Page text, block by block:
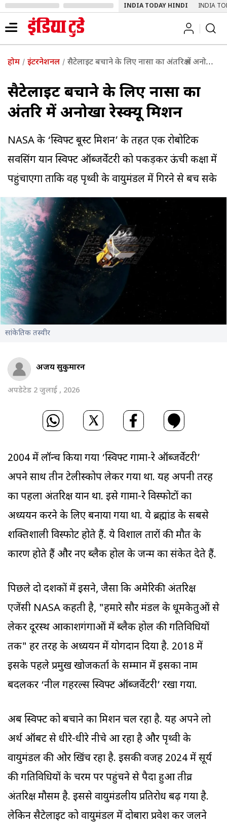
INDIA TODAY HINDI INDIA
होम इंटरनेशनल सैटेलाइट बचाने के लिए नासा का अंतरिक्ष में अनोखा रेस्क्यू मिशन
सैटेलाइट बचाने के लिए नासा का
अंतरिक्ष में अनोखा रेस्क्यू मिशन
NASA के ‘स्विफ्ट बूस्ट मिशन’ के तहत एक रोबोटिक
सर्विसिंग यान स्विफ्ट ऑब्जर्वेटरी को पकड़कर ऊंची कक्षा में
पहुंचाएगा ताकि वह पृथ्वी के वायुमंडल में गिरने से बच सके
सांकेतिक तस्वीर
अजय सुकुमारन
अपडेटेड 2 जुलाई , 2026
2004 में लॉन्च किया गया ‘स्विफ्ट गामा-रे ऑब्जर्वेटरी’
अपने साथ तीन टेलीस्कोप लेकर गया था. यह अपनी तरह
का पहला अंतरिक्ष यान था. इसे गामा-रे विस्फोटों का
अध्ययन करने के लिए बनाया गया था. ये ब्रह्मांड के सबसे
शक्तिशाली विस्फोट होते हैं. ये विशाल तारों की मौत के
कारण होते हैं और नए ब्लैक होल के जन्म का संकेत देते हैं.
पिछले दो दशकों में इसने, जैसा कि अमेरिकी अंतरिक्ष
एजेंसी NASA कहती है, "हमारे सौर मंडल के धूमकेतुओं से
लेकर दूरस्थ आकाशगंगाओं में ब्लैक होल की गतिविधियों
तक" हर तरह के अध्ययन में योगदान दिया है. 2018 में
इसके पहले प्रमुख खोजकर्ता के सम्मान में इसका नाम
बदलकर ‘नील गहरल्स स्विफ्ट ऑब्जर्वेटरी’ रखा गया.
अब स्विफ्ट को बचाने का मिशन चल रहा है. यह अपने लो
अर्थ ऑर्बिट से धीरे-धीरे नीचे आ रहा है और पृथ्वी के
वायुमंडल की ओर खिंच रहा है. इसकी वजह 2024 में सूर्य
की गतिविधियों के चरम पर पहुंचने से पैदा हुआ तीव्र
अंतरिक्ष मौसम है. इससे वायुमंडलीय प्रतिरोध बढ़ गया है.
लेकिन सैटेलाइट को वायुमंडल में दोबारा प्रवेश कर जलने